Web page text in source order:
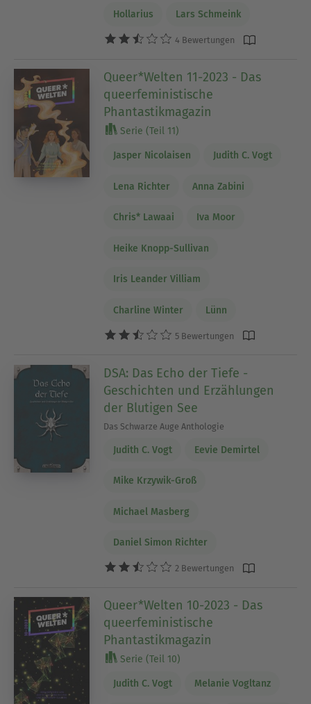
Hollarius Lars Schmeink
4 Bewertungen
Queer*Welten 11-2023 - Das
queerfeministische
Phantastikmagazin
Serie (Teil 11)
Jasper Nicolaisen Judith C. Vogt
Lena Richter Anna Zabini
Chris* Lawaai Iva Moor
Heike Knopp-Sullivan
Iris Leander Villiam
Charline Winter Lünn
5 Bewertungen
DSA: Das Echo der Tiefe -
Geschichten und Erzählungen
der Blutigen See
Das Schwarze Auge Anthologie
Judith C. Vogt Eevie Demirtel
Mike Krzywik-Groß
Michael Masberg
Daniel Simon Richter
2 Bewertungen
Queer*Welten 10-2023 - Das
queerfeministische
Phantastikmagazin
Serie (Teil 10)
Judith C. Vogt Melanie Vogltanz